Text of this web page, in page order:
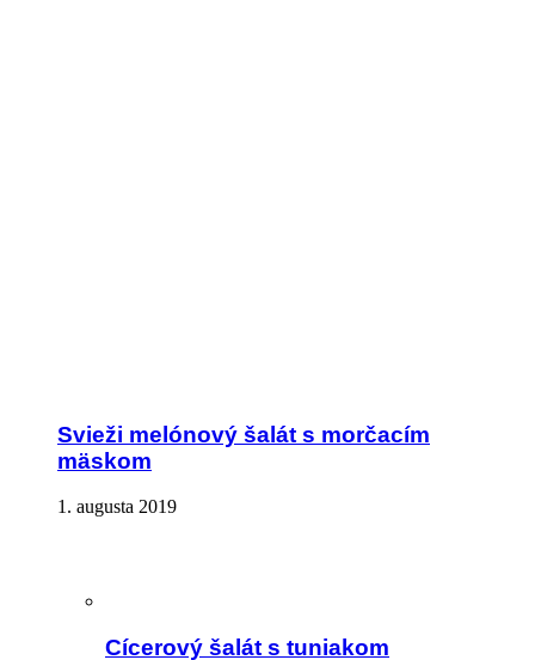
Svieži melónový šalát s morčacím
mäskom
1. augusta 2019
Cícerový šalát s tuniakom